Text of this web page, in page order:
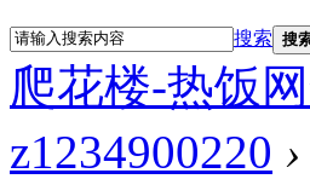
搜索 搜
爬花楼-热饭
z1234900220 ›